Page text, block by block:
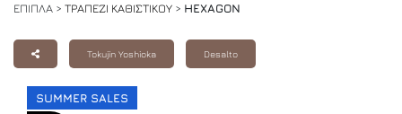
ΕΠΙΠΛΑ > ΤΡΑΠΕΖΙ ΚΑΘΙΣΤΙΚΟΥ > HEXAGON
Tokujin Yoshioka Desalto
SUMMER SALES